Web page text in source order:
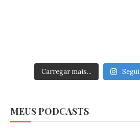
Carregar mais...
MEUS PODCASTS